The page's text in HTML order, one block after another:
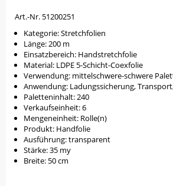
Art.-Nr. 51200251
Kategorie: Stretchfolien
Länge: 200 m
Einsatzbereich: Handstretchfolie
Material: LDPE 5-Schicht-Coexfolie
Verwendung: mittelschwere-schwere
Anwendung: Ladungssicherung,
Paletteninhalt: 240
Verkaufseinheit: 6
Mengeneinheit: Rolle(n)
Produkt: Handfolie
Ausführung: transparent
Stärke: 35 my
Breite: 50 cm